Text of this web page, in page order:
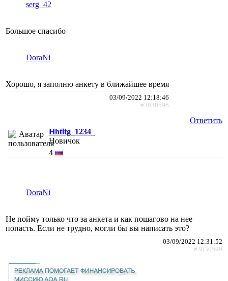
serg_42
Большое спасибо
DoraNi
Хорошо, я заполню анкету в ближайшее время
03/09/2022 12:18:46
#3030596
Ответить
Hhtitg_1234_
Новичок
4
DoraNi
Не пойму только что за анкета и как пошагово на нее
попасть. Если не трудно, могли бы вы написать это?
03/09/2022 12:31:52
#3030599